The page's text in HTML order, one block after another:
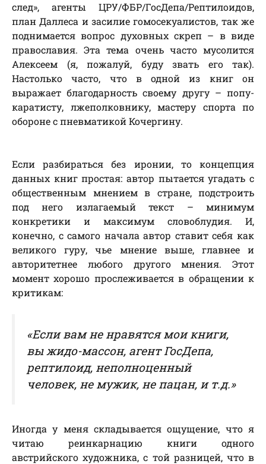
след», агенты ЦРУ/ФБР/ГосДепа/Рептилоидов,
план Даллеса и засилие гомосекуалистов, так же
поднимается вопрос духовных скреп – в виде
православия. Эта тема очень часто мусолится
Алексеем (я, пожалуй, буду звать его так).
Настолько часто, что в одной из книг он
выражает благодарность своему другу – попу-
каратисту, лжеполковнику, мастеру спорта по
обороне с пневматикой Кочергину.
Если разбираться без иронии, то концепция
данных книг простая: автор пытается угадать с
общественным мнением в стране, подстроить
под него излагаемый текст – минимум
конкретики и максимум словоблудия. И,
конечно, с самого начала автор ставит себя как
великого гуру, чье мнение выше, главнее и
авторитетнее любого другого мнения. Этот
момент хорошо прослеживается в обращении к
критикам:
«Если вам не нравятся мои книги,
вы жидо-массон, агент ГосДепа,
рептилоид, неполноценный
человек, не мужик, не пацан, и т.д.»
Иногда у меня складывается ощущение, что я
читаю реинкарнацию книги одного
австрийского художника, с той разницей, что в